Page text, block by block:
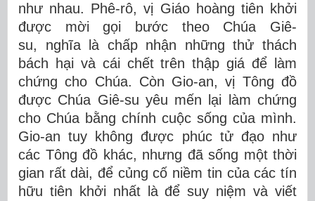
như nhau. Phê-rô, vị Giáo hoàng tiên khởi
được mời gọi bước theo Chúa Giê-
su, nghĩa là chấp nhận những thử thách
bách hại và cái chết trên thập giá để làm
chứng cho Chúa. Còn Gio-an, vị Tông đồ
được Chúa Giê-su yêu mến lại làm chứng
cho Chúa bằng chính cuộc sống của mình.
Gio-an tuy không được phúc tử đạo như
các Tông đồ khác, nhưng đã sống một thời
gian rất dài, để củng cố niềm tin của các tín
hữu tiên khởi nhất là để suy niệm và viết